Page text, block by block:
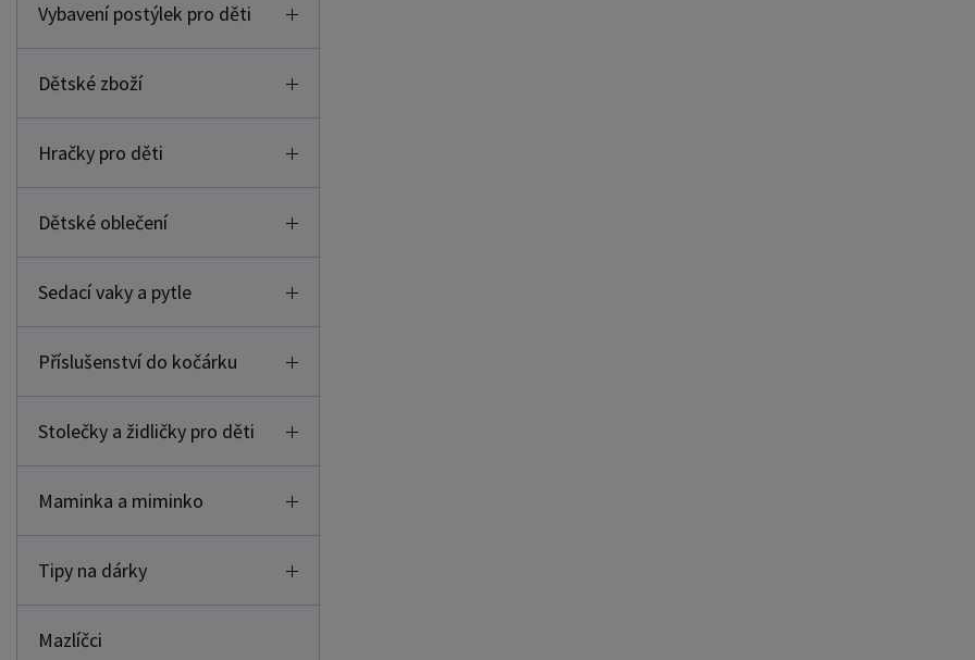
Vybavení postýlek pro děti
Dětské zboží
Hračky pro děti
Dětské oblečení
Sedací vaky a pytle
Příslušenství do kočárku
Stolečky a židličky pro děti
Maminka a miminko
Tipy na dárky
Mazlíčci